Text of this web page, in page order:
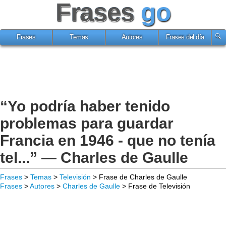
Frases go
Frases Temas Autores Frases del día
“Yo podría haber tenido
problemas para guardar
Francia en 1946 - que no tenía
tel...” — Charles de Gaulle
Frases > Temas > Televisión > Frase de Charles de Gaulle
Frases >Autores > Charles de Gaulle > Frase de Televisión